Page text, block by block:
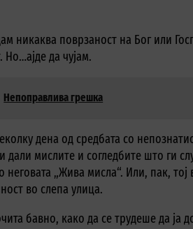
никаква поврзаност на Бог или
да чујам.
Непоправлива грешка
дена од средбата со
дали мислите и согледбите што ги
„Жива мисла“. Или, пак,
во слепа улица.
бавно, како да се трудеше да ја